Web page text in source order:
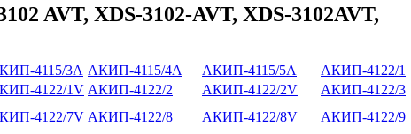
AVT, XDS-3102-AVT, XDS-3102AVT,
4115/3А АКИП-4115/4А АКИП-4115/5А АКИП-4122/1
4122/1V АКИП-4122/2 АКИП-4122/2V АКИП-4122/3
4122/7V АКИП-4122/8 АКИП-4122/8V АКИП-4122/9